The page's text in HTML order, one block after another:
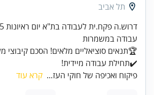
תל אביב
✔️תחילת עבודה מיידית!
פיקוח ואכיפה של חוקי העז... קרא עוד